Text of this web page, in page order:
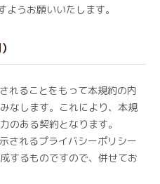
ようお願いいたします。
れることをもって本規約の内
なします。これにより、本規
のある契約となります。
されるプライバシーポリシー
するものですので、併せてお